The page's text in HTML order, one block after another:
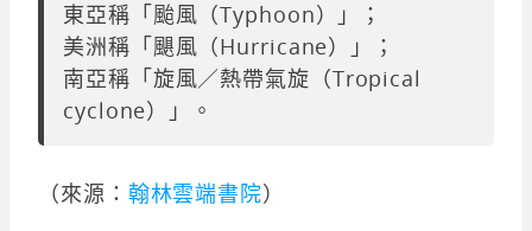
東亞稱「颱風（Typhoon）」；
美洲稱「颶風（Hurricane）」；
南亞稱「旋風／熱帶氣旋（Tropical
cyclone）」。
（來源： 翰林雲端書院）